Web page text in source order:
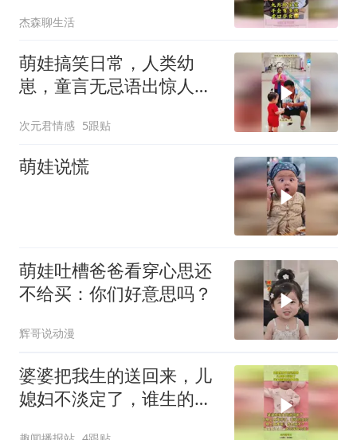
杰森聊生活
萌娃搞笑日常，人类幼
崽，童言无忌语出惊人：
子才跟你换！
次元君情感 5跟贴
萌娃说慌
萌娃吐槽爸爸看穿心思还
不给买：你们好意思吗？
辉哥说动漫
婆婆把我生的送回来，儿
媳妇不淡定了，谁生的谁